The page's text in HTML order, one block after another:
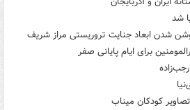
شد
شدن ابعاد جنایت تروریستی مراز شریف
برای ایام پایانی صفر
کودکان میناب